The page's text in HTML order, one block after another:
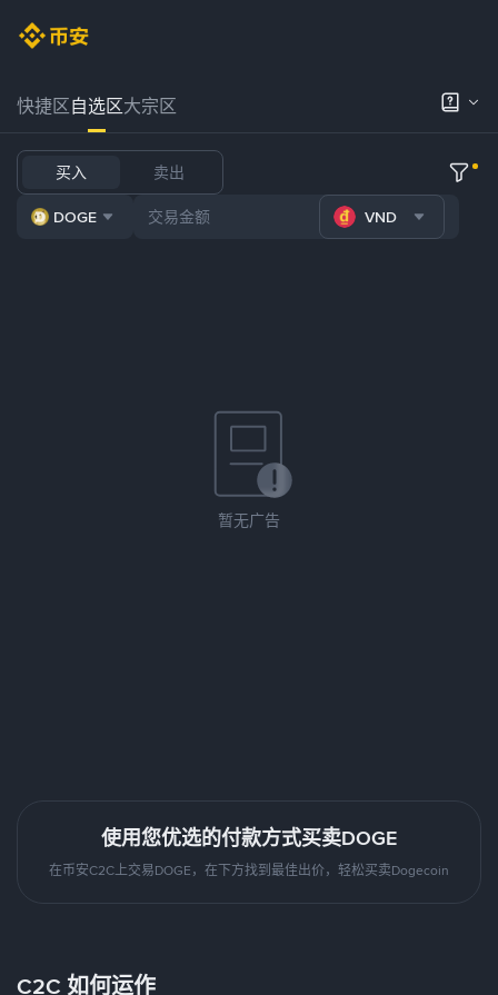
快捷区自选区大宗区
买入 卖出
DOGE VND
暂无广告
使用您优选的付款方式买卖DOGE
在币安C2C上交易DOGE，在下方找到最佳出价，轻松买卖Dogecoin
C2C 如何运作